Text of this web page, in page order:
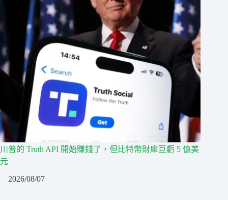
川普的 Truth API 開始賺錢了，但比特幣財庫巨虧 5 億美
元
2026/08/07